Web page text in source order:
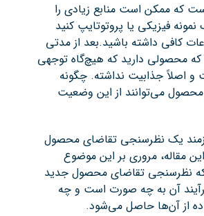
که ممکن است منابع زیادی را
فیزیکی یا پروتوتایپ کنید
کافی داشته باشید.بعد از مدتی
محصولی دارید که هیچ‌گاه توجهی
اصلاً جذابیت نداشته. چگونه
می‌توانند از این وضعیت
یک نظرسنجی تقاضای محصول
مقاله، مروری بر این موضوع
نظرسنجی‌ تقاضای محصول جدید
آن به چه صورت است و چه
از آن‌ها حاصل می‌شود.